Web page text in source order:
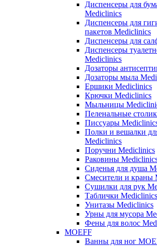
Диспенсеры для
Mediclinics
Диспенсеры для
пакетов Mediclinics
Диспенсеры для
Диспенсеры
Mediclinics
Дозаторы
Дозаторы мыла
Ершики Mediclinics
Крючки Mediclinics
Мыльницы
Пеленальные
Писсуары
Полки и вешалки
Mediclinics
Поручни Mediclinics
Раковины
Сиденья для душа
Смесители и краны
Сушилки для рук
Таблички Mediclinics
Унитазы Mediclinics
Урны для мусора
Фены для волос
MOEFF
Ванны для ног